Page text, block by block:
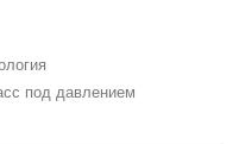
под давлением